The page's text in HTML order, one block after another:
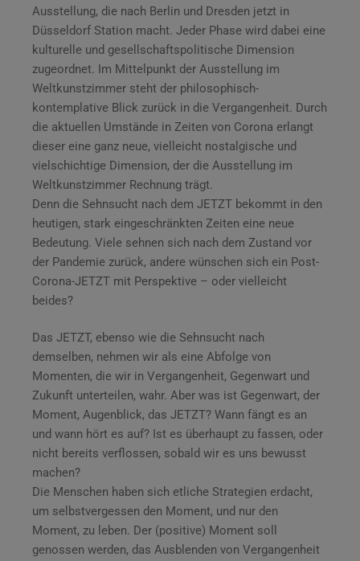
Ausstellung, die nach Berlin und Dresden jetzt in
Düsseldorf Station macht. Jeder Phase wird dabei eine
kulturelle und gesellschaftspolitische Dimension
zugeordnet. Im Mittelpunkt der Ausstellung im
Weltkunstzimmer steht der philosophisch-
kontemplative Blick zurück in die Vergangenheit. Durch
die aktuellen Umstände in Zeiten von Corona erlangt
dieser eine ganz neue, vielleicht nostalgische und
vielschichtige Dimension, der die Ausstellung im
Weltkunstzimmer Rechnung trägt.
Denn die Sehnsucht nach dem JETZT bekommt in den
heutigen, stark eingeschränkten Zeiten eine neue
Bedeutung. Viele sehnen sich nach dem Zustand vor
der Pandemie zurück, andere wünschen sich ein Post-
Corona-JETZT mit Perspektive – oder vielleicht
beides?
Das JETZT, ebenso wie die Sehnsucht nach
demselben, nehmen wir als eine Abfolge von
Momenten, die wir in Vergangenheit, Gegenwart und
Zukunft unterteilen, wahr. Aber was ist Gegenwart, der
Moment, Augenblick, das JETZT? Wann fängt es an
und wann hört es auf? Ist es überhaupt zu fassen, oder
nicht bereits verflossen, sobald wir es uns bewusst
machen?
Die Menschen haben sich etliche Strategien erdacht,
um selbstvergessen den Moment, und nur den
Moment, zu leben. Der (positive) Moment soll
genossen werden, das Ausblenden von Vergangenheit